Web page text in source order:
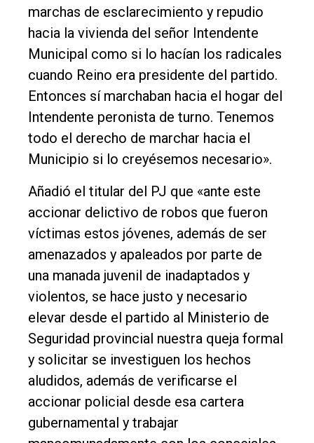
marchas de esclarecimiento y repudio
hacia la vivienda del señor Intendente
Municipal como si lo hacían los radicales
cuando Reino era presidente del partido.
Entonces sí marchaban hacia el hogar del
Intendente peronista de turno. Tenemos
todo el derecho de marchar hacia el
Municipio si lo creyésemos necesario».
Añadió el titular del PJ que «ante este
accionar delictivo de robos que fueron
víctimas estos jóvenes, además de ser
amenazados y apaleados por parte de
una manada juvenil de inadaptados y
violentos, se hace justo y necesario
elevar desde el partido al Ministerio de
Seguridad provincial nuestra queja formal
y solicitar se investiguen los hechos
aludidos, además de verificarse el
accionar policial desde esa cartera
gubernamental y trabajar